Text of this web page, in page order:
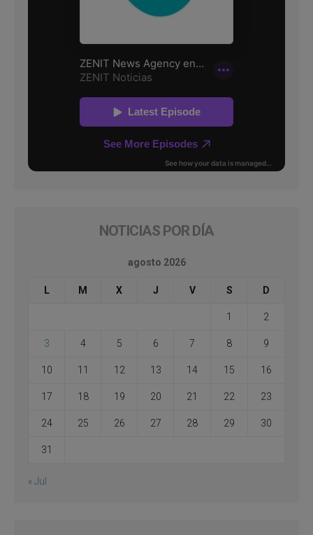
NOTICIAS POR DÍA
agosto 2026
L M X J V S D
1 2
3 4 5 6 7 8 9
10 11 12 13 14 15 16
17 18 19 20 21 22 23
24 25 26 27 28 29 30
31
« Jul